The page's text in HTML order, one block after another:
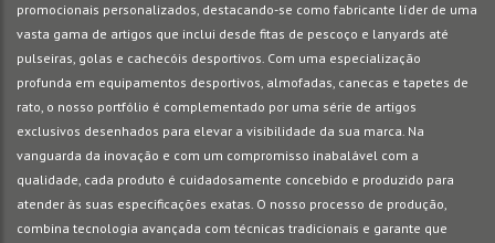
promocionais personalizados, destacando-se como fabricante líder de uma
vasta gama de artigos que inclui desde fitas de pescoço e lanyards até
pulseiras, golas e cachecóis desportivos. Com uma especialização
profunda em equipamentos desportivos, almofadas, canecas e tapetes de
rato, o nosso portfólio é complementado por uma série de artigos
exclusivos desenhados para elevar a visibilidade da sua marca. Na
vanguarda da inovação e com um compromisso inabalável com a
qualidade, cada produto é cuidadosamente concebido e produzido para
atender às suas especificações exatas. O nosso processo de produção,
combina tecnologia avançada com técnicas tradicionais e garante que